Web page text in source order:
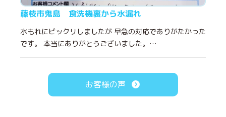
藤枝市鬼島 食洗機裏から水漏れ
水もれにビックリしましたが 早急の対応でありがたかった
です。 本当にありがとうございました。…
お客様の声